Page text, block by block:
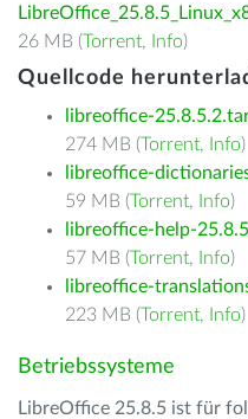
26 MB (Torrent, Info)
Quellcode
libreoffice-
274 MB (Torrent, Info)
libreoffice-
59 MB (Torrent, Info)
libreoffice-help-
57 MB (Torrent, Info)
libreoffice-
223 MB (Torrent, Info)
Betriebssysteme
LibreOffice 25.8.5 ist für